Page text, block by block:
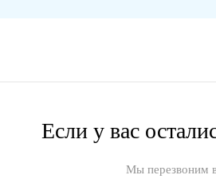
Если у вас
Мы перезвоним